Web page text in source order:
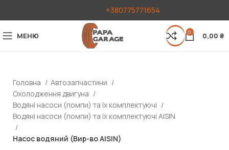
+380775771654
МЕНЮ 0 0,00 ₴
Головна
Автозапчастини
Охолодження двигуна
Водяні насоси (помпи) та їх комплектуючі
Водяні насоси (помпи) та їх комплектуючі AISIN
Насос водяний (Вир-во AISIN)